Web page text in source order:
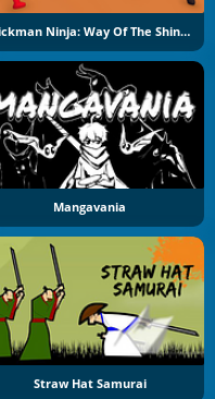
Stickman Ninja: Way Of The Shinobi
Mangavania
Straw Hat Samurai